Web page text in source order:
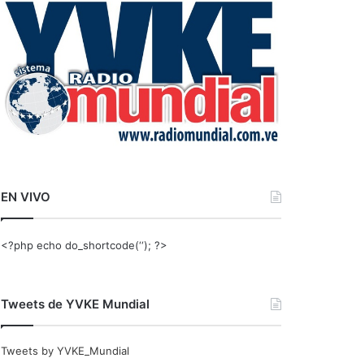
r
EN VIVO
<?php echo do_shortcode(‘‘); ?>
Tweets de YVKE Mundial
Tweets by YVKE_Mundial